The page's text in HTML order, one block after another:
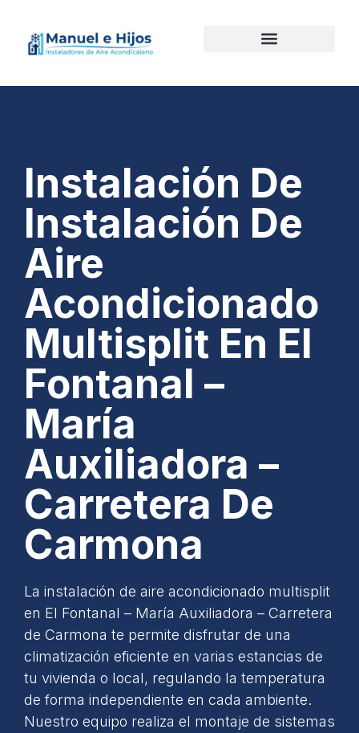
Instalación De
Instalación De
Aire
Acondicionado
Multisplit En El
Fontanal –
María
Auxiliadora –
Carretera De
Carmona
La instalación de aire acondicionado multisplit
en El Fontanal – María Auxiliadora – Carretera
de Carmona te permite disfrutar de una
climatización eficiente en varias estancias de
tu vivienda o local, regulando la temperatura
de forma independiente en cada ambiente.
Nuestro equipo realiza el montaje de sistemas